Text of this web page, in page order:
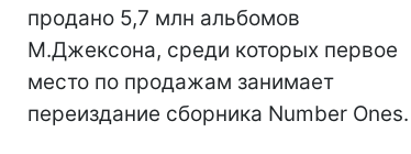
продано 5,7 млн альбомов
М.Джексона, среди которых первое
место по продажам занимает
переиздание сборника Number Ones.